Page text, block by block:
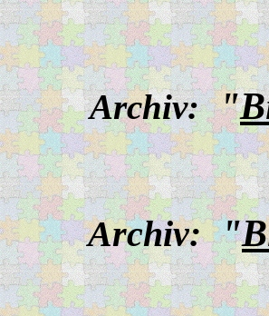
Archiv:"
Archiv:"